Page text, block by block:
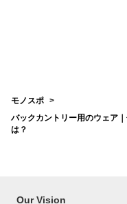
モノスポ
バックカントリー用のウェア
は？
Our Vision